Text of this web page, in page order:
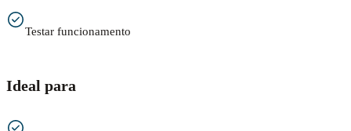
Testar funcionamento
Ideal para